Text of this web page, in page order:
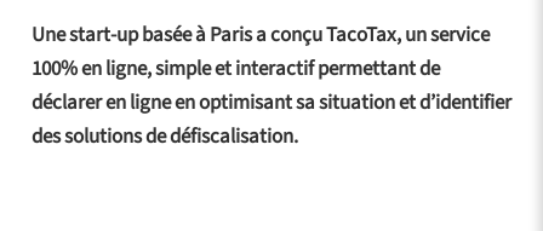
Une start-up basée à Paris a conçu TacoTax, un service
100% en ligne, simple et interactif permettant de
déclarer en ligne en optimisant sa situation et d’identifier
des solutions de défiscalisation.